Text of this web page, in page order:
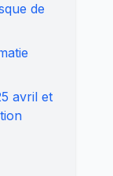
de
avril et